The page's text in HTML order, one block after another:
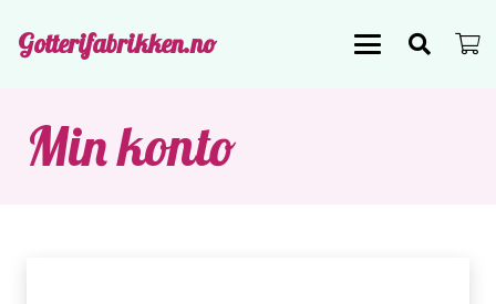
Gotterifabrikken.no
Min konto